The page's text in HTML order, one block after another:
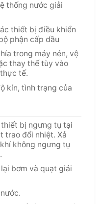
thống nước giải
thiết bị điều khiển
phận cấp dầu
trong máy nén, vệ
thay thế tùy vào
tế.
kín, tình trạng của
thiết bị ngưng tụ tại
trao đổi nhiệt. Xả
không ngưng tụ
bơm và quạt giải